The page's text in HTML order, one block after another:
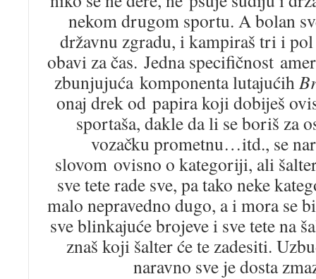
nekom drugom sportu. A bolan
državnu zgradu, i kampiraš tri i pol
obavi za čas. Jedna specifičnost
zbunjujuća komponenta lutajućih
onaj drek od papira koji dobiješ
sportaša, dakle da li se boriš za
vozačku prometnu…itd., se
slovom ovisno o kategoriji, ali
sve tete rade sve, pa tako neke
malo nepravedno dugo, a i mora se
sve blinkajuće brojeve i sve tete na
znaš koji šalter će te zadesiti.
naravno sve je dosta